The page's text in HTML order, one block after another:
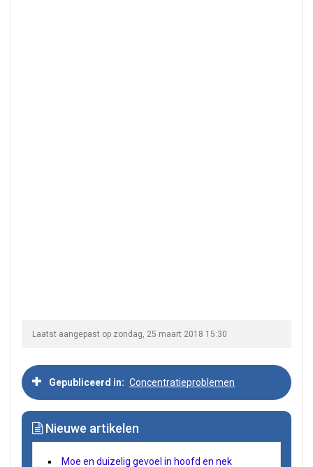
Laatst aangepast op zondag, 25 maart 2018 15:30
Gepubliceerd in Concentratieproblemen
Nieuwe artikelen
Moe en duizelig gevoel in hoofd en nek